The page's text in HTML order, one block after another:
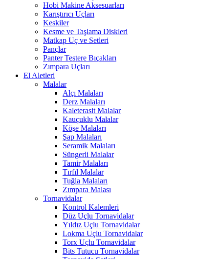
Hobi Makine Aksesuarları
Karıştırıcı Uçları
Keskiler
Kesme ve Taşlama Diskleri
Matkap Uç ve Setleri
Pançlar
Panter Testere Bıçakları
Zımpara Uçları
El Aletleri
Malalar
Alçı Malaları
Derz Malaları
Kaleterasit Malalar
Kauçuklu Malalar
Köşe Malaları
Şap Malaları
Seramik Malaları
Süngerli Malalar
Tamir Malaları
Tırfıl Malalar
Tuğla Malaları
Zımpara Malası
Tornavidalar
Kontrol Kalemleri
Düz Uçlu Tornavidalar
Yıldız Uçlu Tornavidalar
Lokma Uçlu Tornavidalar
Torx Uçlu Tornavidalar
Bits Tutucu Tornavidalar